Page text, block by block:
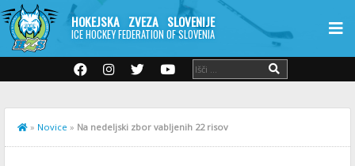
HOKEJSKA ZVEZA SLOVENIJE
ICE HOCKEY FEDERATION OF SLOVENIA
» Novice » Na nedeljski zbor vabljenih 22 risov